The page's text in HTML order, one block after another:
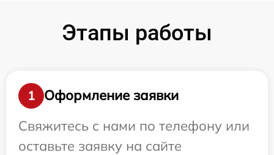
Этапы работы
1
Оформление заявки
Свяжитесь с нами по телефону или
оставьте заявку на сайте